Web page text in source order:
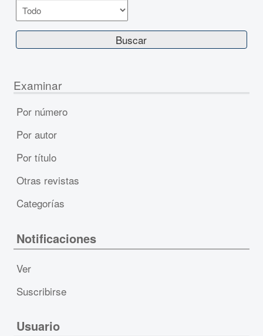
Examinar
Por número
Por autor
Por título
Otras revistas
Categorías
Notificaciones
Ver
Suscribirse
Usuario